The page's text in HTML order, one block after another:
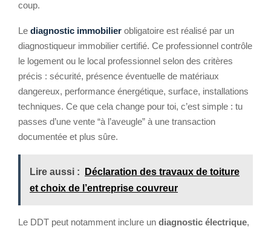
coup.
Le diagnostic immobilier obligatoire est réalisé par un
diagnostiqueur immobilier certifié. Ce professionnel contrôle
le logement ou le local professionnel selon des critères
précis : sécurité, présence éventuelle de matériaux
dangereux, performance énergétique, surface, installations
techniques. Ce que cela change pour toi, c’est simple : tu
passes d’une vente “à l’aveugle” à une transaction
documentée et plus sûre.
Lire aussi :
Déclaration des travaux de toiture
et choix de l’entreprise couvreur
Le DDT peut notamment inclure un diagnostic électrique,